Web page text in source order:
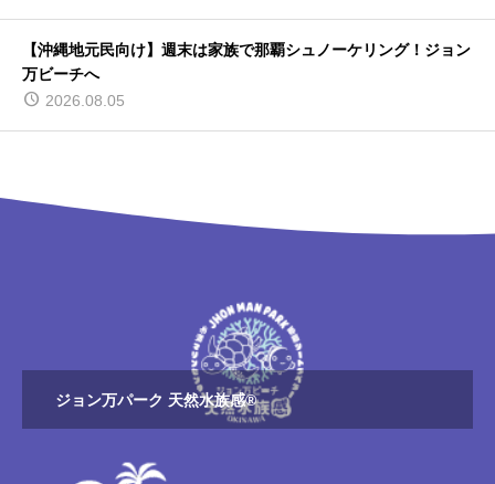
【沖縄地元民向け】週末は家族で那覇シュノーケリング！ジョン
万ビーチへ
2026.08.05
ジョン万パーク 天然水族感®